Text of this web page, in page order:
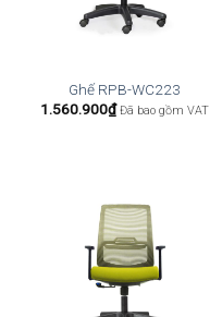
Ghế RPB-WC223
1.560.900₫ Đã bao gồm VAT